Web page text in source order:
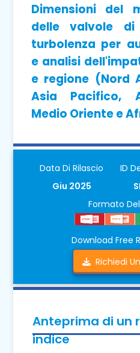
Dimensioni del
delle valvole
turbolenza per
e analisi
e regione (Nord
Asia Pacifico,
Medio Oriente e
Data Di Rilascio
Giu 2025
ID
Formato
Download Free
Richiedi
Anteprima di un
indice